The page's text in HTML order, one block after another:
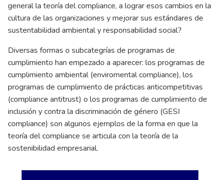
general la teoría del compliance, a lograr esos cambios en la
cultura de las organizaciones y mejorar sus estándares de
sustentabilidad ambiental y responsabilidad social?
Diversas formas o subcategrías de programas de
cumplimiento han empezado a aparecer: los programas de
cumplimiento ambiental (enviromental compliance), los
programas de cumplimiento de prácticas anticompetitivas
(compliance antitrust) o los programas de cumplimiento de
inclusión y contra la discriminación de género (GESI
compliance) son algunos ejemplos de la forma en que la
teoría del compliance se articula con la teoría de la
sostenibilidad empresarial.